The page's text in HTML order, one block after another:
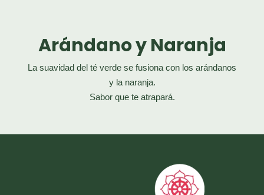
Arándano y Naranja
La suavidad del té verde se fusiona con los arándanos
y la naranja.
Sabor que te atrapará.